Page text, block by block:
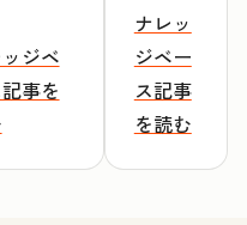
ジベ
事を
ナレッ
ジベー
ス記事
を読む